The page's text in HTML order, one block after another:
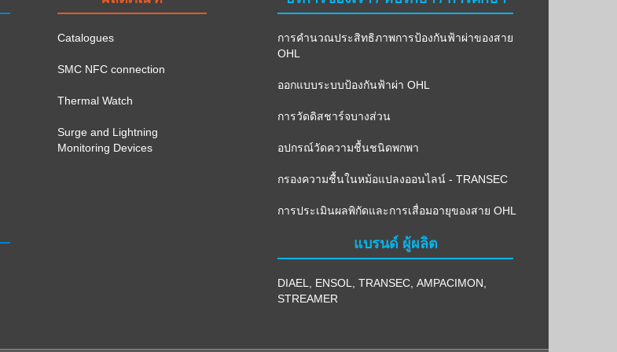
Catalogues
SMC NFC connection
Thermal Watch
Surge and Lightning
Monitoring Devices
การคำนวณประสิทธิภาพการป้องกันฟ้าผ่าของสาย
OHL
ออกแบบระบบป้องกันฟ้าผ่า OHL
การวัดดิสชาร์จบางส่วน
อปกรณ์วัดความชื้นชนิดพกพา
กรองความชื้นในหม้อแปลงออนไลน์ - TRANSEC
การประเมินผลพิกัดและการเสื่อมอายุของสาย OHL
แบรนด์ ผู้ผลิต
DIAEL ENSOL TRANSEC AMPACIMON
STREAMER